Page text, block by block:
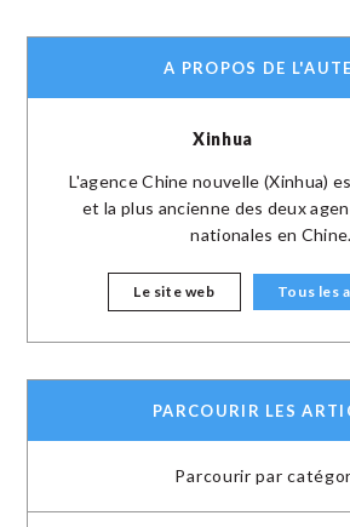
A PROPOS DE
Xinhua
L'agence Chine nouvelle (Xinhua)
et la plus ancienne des deux
nationales en Chine.
Le site web Tous les
PARCOURIR LES
Parcourir par